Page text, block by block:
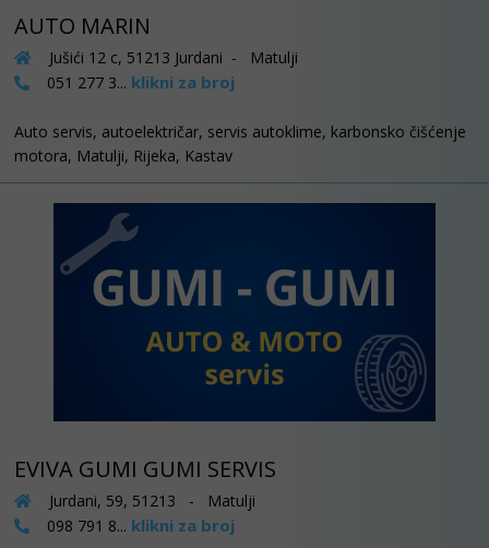
AUTO MARIN
Jušići 12 c, 51213 Jurdani - Matulji
051 277 3... klikni za broj
Auto servis, autoelektričar, servis autoklime, karbonsko čišćenje
motora, Matulji, Rijeka, Kastav
EVIVA GUMI GUMI SERVIS
Jurdani, 59, 51213 - Matulji
098 791 8... klikni za broj